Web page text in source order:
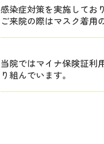
感染症対策を実施してお
ご来院の際はマスク着用
当院ではマイナ保険証利
り組んでいます。